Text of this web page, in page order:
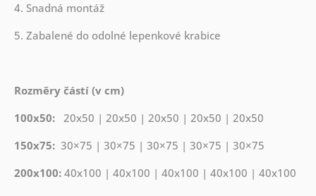
4. Snadná montáž
5. Zabalené do odolné lepenkové krabice
Rozměry částí (v cm)
100x50: 20x50 | 20x50 | 20x50 | 20x50 | 20x50
150x75: 30×75 | 30×75 | 30×75 | 30×75 | 30×75
200x100: 40x100 | 40x100 | 40x100 | 40x100 | 40x100